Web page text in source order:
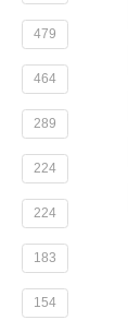
479
464
289
224
224
183
154